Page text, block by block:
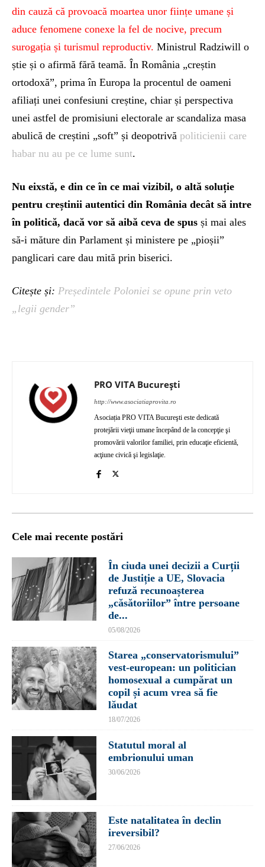
din cauză că provoacă moartea unor ființe umane și
aduce fenomene conexe la fel de nocive, precum
surogația și turismul reproductiv. Ministrul Radziwill o
știe și o afirmă fără teamă. În România „creștin
ortodoxă”, prima în Europa la procentul de oameni
afiliați unei confesiuni creștine, chiar și perspectiva
unei astfel de promisiuni electorale ar scandaliza masa
abulică de creștini „soft” și deopotrivă politicienii care
habar nu au pe ce lume sunt.
Nu eixstă, e din ce în ce mai vizibil, o altă soluție
pentru creștinii autentici din România decât să intre
în politică, dacă vor să aibă ceva de spus și mai ales
să-i măture din Parlament și ministere pe „pioșii”
panglicari care dau mită prin biserici.
Citește și: Președintele Poloniei se opune prin veto
„legii gender”
PRO VITA București
http://www.asociatiaprovita.ro
Asociația PRO VITA Bucureşti este dedicată
protejării vieţii umane începând de la concepţie şi
promovării valorilor familiei, prin educaţie eficientă,
acţiune civică şi legislaţie.
Cele mai recente postări
În ciuda unei decizii a Curții
de Justiție a UE, Slovacia
refuză recunoașterea
„căsătoriilor” între persoane
de...
05/08/2026
Starea „conservatorismului”
vest-european: un politician
homosexual a cumpărat un
copil și acum vrea să fie
lăudat
18/07/2026
Statutul moral al
embrionului uman
30/06/2026
Este natalitatea în declin
ireversibil?
27/06/2026